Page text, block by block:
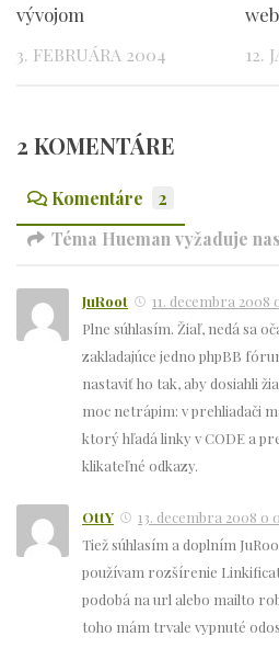
vývojom
3. FEBRUÁRA 2004 12.
2 KOMENTÁRE
Komentáre
2
Téma Hueman vyžaduje
JuRoot
11. decembra 2008
Plne súhlasím. Žiaľ, nedá sa
zakladajúce jedno phpBB
nastaviť ho tak, aby dosiahli
moc netrápim: v prehliadači
ktorý hľadá linky v CODE a
klikateľné odkazy.
OttY
13. decembra 2008 o
Tiež súhlasím a doplním
používam rozšírenie
podobá na url alebo mailto
toho mám trvale vypnuté